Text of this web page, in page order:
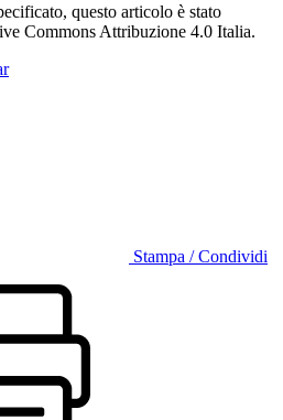
questo articolo è stato
Commons Attribuzione 4.0 Italia.
Stampa / Condividi